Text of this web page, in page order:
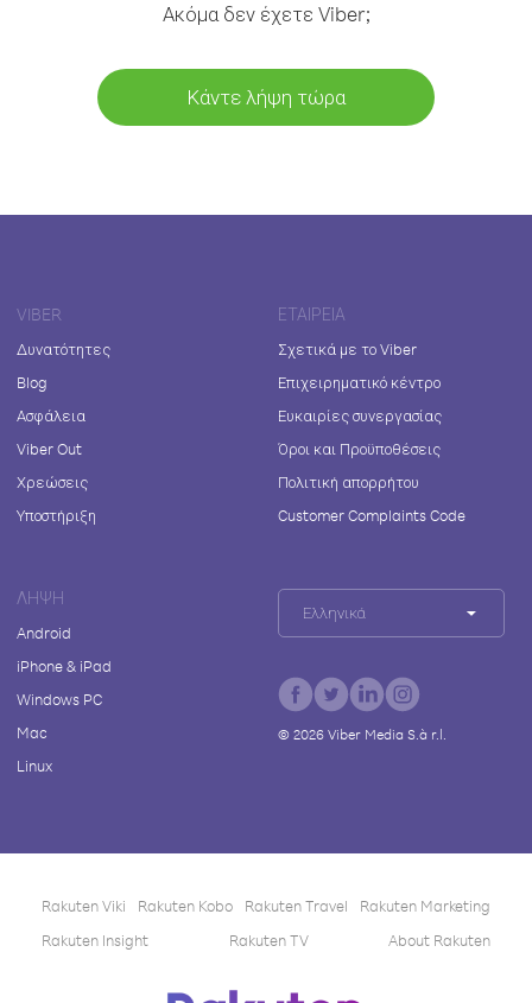
Ακόμα δεν έχετε Viber;
Κάντε λήψη τώρα
VIBER
Δυνατότητες
Blog
Ασφάλεια
Viber Out
Χρεώσεις
Υποστήριξη
ΕΤΑΙΡΕΊΑ
Σχετικά με το Viber
Επιχειρηματικό κέντρο
Ευκαιρίες συνεργασίας
Όροι και Προϋποθέσεις
Πολιτική απορρήτου
Customer Complaints Code
ΛΉΨΗ
Android
iPhone & iPad
Windows PC
Mac
Linux
Ελληνικά
© 2026Viber Media S.à r.l.
Rakuten Viki Rakuten Kobo Rakuten Travel
Rakuten Marketing
Rakuten Insight
Rakuten TV About Rakuten